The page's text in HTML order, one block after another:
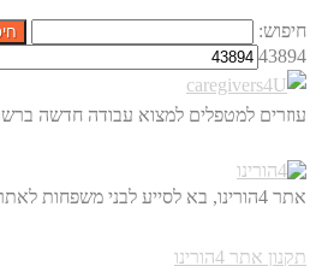
חיפוש:
43894
עוזרים למטפלים למצוא עבודה חדשה
אתר 4הורינו, בא לסייע לבני משפחות לאתר עובד זר/מטפלת זרה לעזרה עם הורים מבוגרים. באופן ישיר, דרך הרשת ולחסוך לכם מאות שקלים.
תקנון אתר 4הורינו